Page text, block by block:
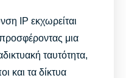
IP εκχωρείται
μια
ταυτότητα,
και τα δίκτυα